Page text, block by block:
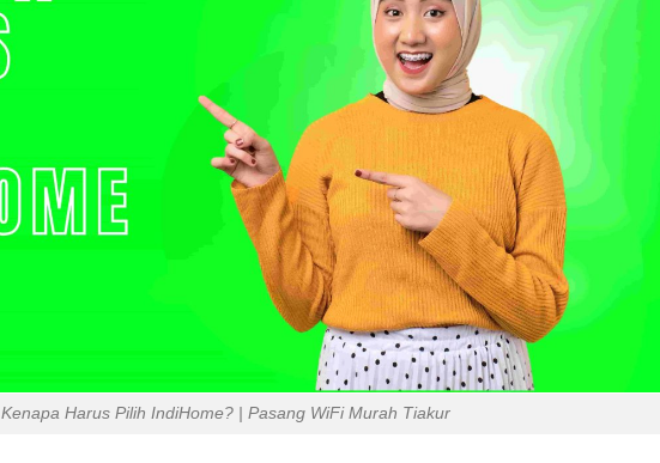
Kenapa Harus Pilih IndiHome? | Pasang WiFi Murah Tiakur